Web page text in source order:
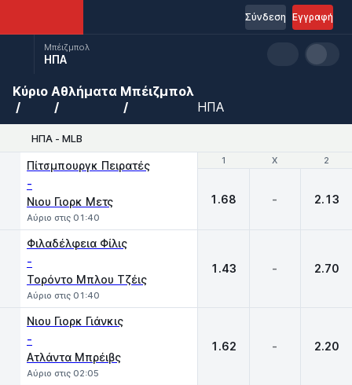
Εγγραφή
Σύνδεση
Μπέιζμπολ
ΗΠΑ
Κύριο Αθλήματα Μπέιζμπολ
ΗΠΑ
ΗΠΑ - MLB
1 X 2
Πίτσμπουργκ Πειρατές
-
Νιου Γιορκ Μετς
Αύριο στις 01:40
1 X 2
1.68 - 2.13
Φιλαδέλφεια Φίλις
-
Τορόντο Μπλου Τζέις
Αύριο στις 01:40
1.43 - 2.70
Νιου Γιορκ Γιάνκις
-
Ατλάντα Μπρέιβς
Αύριο στις 02:05
1.62 - 2.20